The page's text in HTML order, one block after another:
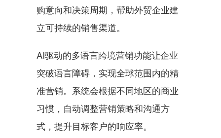
购意向和决策周期，帮助外贸企业建
立可持续的销售渠道。
AI驱动的多语言跨境营销功能让企业
突破语言障碍，实现全球范围内的精
准营销。系统会根据不同地区的商业
习惯，自动调整营销策略和沟通方
式，提升目标客户的响应率。